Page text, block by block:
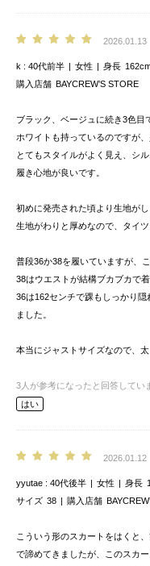
2026.01.13
k 40代前半 女性 身長
購入店舗 BAYCREW’S STORE
ブラック、ベージュに続き3色目
ホワイトも持っているのですが
とてもスタイルがよく見え、シ
履き心地が良いです。
初めに発売された頃より生地が
生地がわりと厚めなので、タイ
普段36か38を履いていますが、
38はウエストが結構ブカブカで
36は162センチで踝もしっかり
ました。
本当にジャストサイズなので、
3 人が参考になったと回答してい
はい
2026.01.12
yyutae 40代後半 女性 身長
サイズ 38 購入店舗
こういう形のスカートをはくと
で諦めてきましたが、このスカ